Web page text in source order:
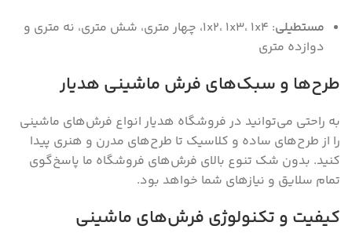
مستطیلی
: ۱x۲‌، ۱x۳‌، ۱x۴‌، چهار متری‌، شش متری‌، نه متری و
دوازده متری
طرح‌ها و سبک‌های فرش ماشینی هدیار
به راحتی می‌توانید در فروشگاه هدیار انواع فرش‌های ماشینی
را از طرح‌های ساده و کلاسیک تا طرح‌های مدرن و هنری پیدا
کنید. بدون شک تنوع بالای فرش‌های فروشگاه ما پاسخ‌گوی
تمام سلایق و نیاز‌های شما خواهد بود.
کیفیت و تکنولوژی فرش‌های ماشینی